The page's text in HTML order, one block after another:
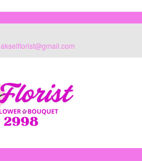
akselflorist@gmail.com